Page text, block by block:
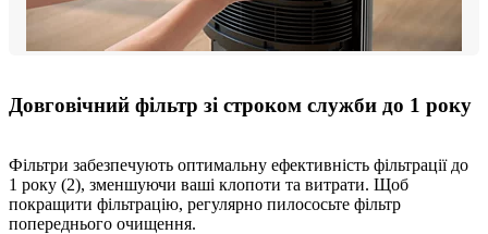
Довговічний фільтр зі строком служби до 1 року
Фільтри забезпечують оптимальну ефективність фільтрації до
1 року (2), зменшуючи ваші клопоти та витрати. Щоб
покращити фільтрацію, регулярно пилососьте фільтр
попереднього очищення.